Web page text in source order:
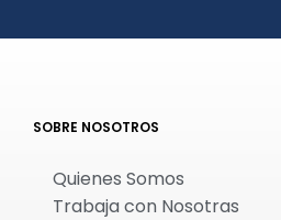
SOBRE NOSOTROS
Quienes Somos
Trabaja con Nosotras